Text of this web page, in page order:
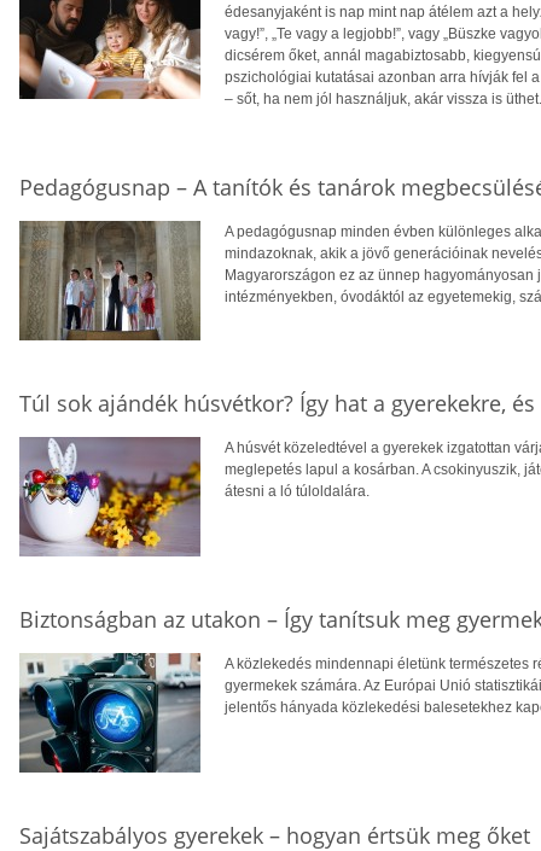
édesanyjaként is nap mint nap átélem azt a
vagy!”, „Te vagy a legjobb!”, vagy „Büszke
dicsérem őket, annál magabiztosabb,
pszichológiai kutatásai azonban arra hívják fel
– sőt, ha nem jól használjuk, akár vissza is üthet.
Pedagógusnap – A tanítók és tanárok
A pedagógusnap minden évben különleges
mindazoknak, akik a jövő generációinak
Magyarországon ez az ünnep
intézményekben, óvodáktól az egyetemekig,
Túl sok ajándék húsvétkor? Így hat a gyerekekre,
A húsvét közeledtével a gyerekek izgatottan
meglepetés lapul a kosárban. A csokinyuszik,
átesni a ló túloldalára.
Biztonságban az utakon – Így tanítsuk meg
A közlekedés mindennapi életünk természetes
gyermekek számára. Az Európai Unió
jelentős hányada közlekedési balesetekhez
Sajátszabályos gyerekek – hogyan értsük meg őket